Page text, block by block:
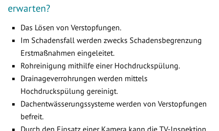
erwarten?
Das Lösen von Verstopfungen.
Im Schadensfall werden zwecks Schadensbegrenzung
Erstmaßnahmen eingeleitet.
Rohreinigung mithilfe einer Hochdruckspülung.
Drainageverrohrungen werden mittels
Hochdruckspülung gereinigt.
Dachentwässerungssysteme werden von Verstopfungen
befreit.